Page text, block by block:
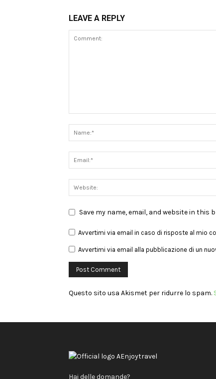
LEAVE A REPLY
Save my name, email, and website in
Avvertimi via email in caso di risposte al mio
Avvertimi via email alla pubblicazione di un
Questo sito usa Akismet per ridurre lo spam.
Hai delle domande?